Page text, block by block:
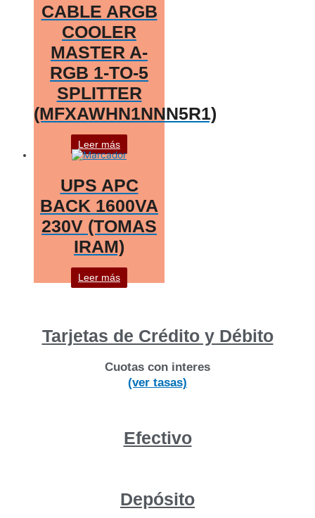
CABLE ARGB
COOLER
MASTER A-
RGB 1-TO-5
SPLITTER
(MFXAWHN1NNN5R1)
Leer más
UPS APC
BACK 1600VA
230V (TOMAS
IRAM)
Leer más
Tarjetas de Crédito y Débito
Cuotas con interes
(ver tasas)
Efectivo
Depósito